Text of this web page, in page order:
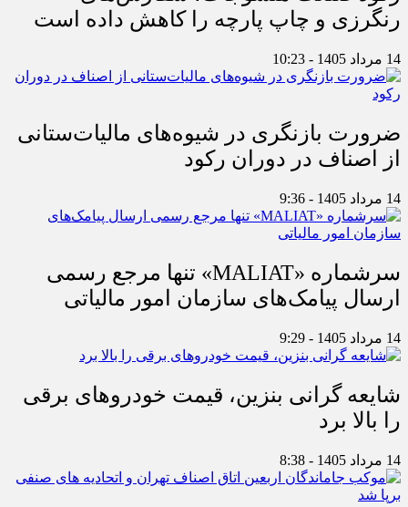
رنگرزی و چاپ پارچه را کاهش داده است
14 مرداد 1405 - 10:23
ضرورت بازنگری در شیوه‌های مالیات‌ستانی
از اصناف در دوران رکود
14 مرداد 1405 - 9:36
سرشماره «MALIAT» تنها مرجع رسمی
ارسال پیامک‌های سازمان امور مالیاتی
14 مرداد 1405 - 9:29
شایعه گرانی بنزین، قیمت خودروهای برقی
را بالا برد
14 مرداد 1405 - 8:38